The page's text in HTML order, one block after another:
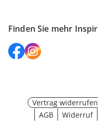
Finden Sie mehr
Vertrag widerrufen
AGB
Widerruf